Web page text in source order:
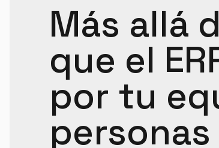
Más allá
que el
por tu
personas